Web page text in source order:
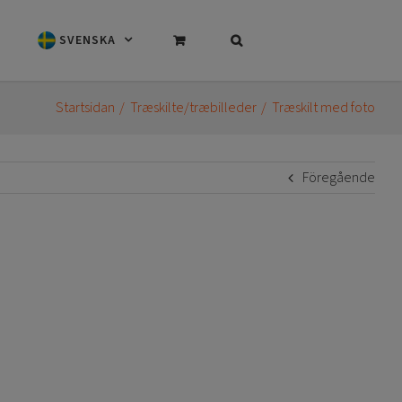
SVENSKA
Startsidan Træskilte/træbilleder Træskilt med foto
Föregående